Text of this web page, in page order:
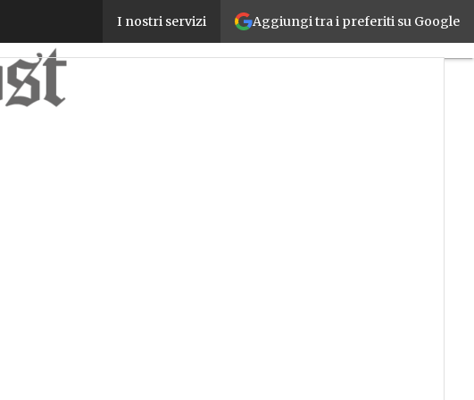
Aggiungi tra i preferiti su Google
I nostri servizi
Idrogeno verde, ABB entra nel capitale di